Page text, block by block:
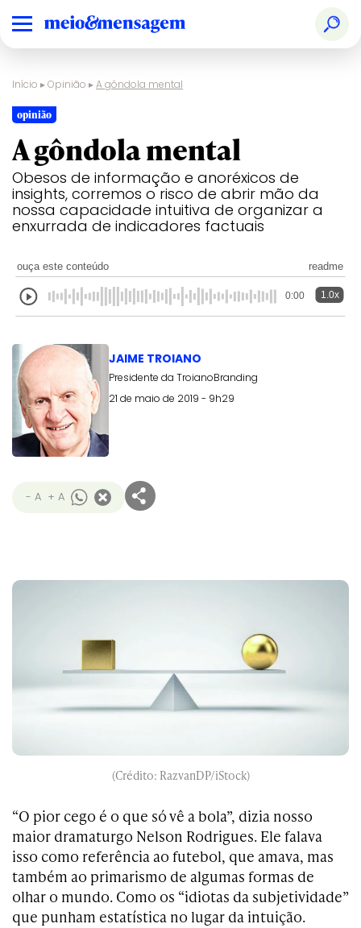
Início ▸Opinião ▸A gôndola mental
opinião
A gôndola mental
Obesos de informação e anoréxicos de
insights, corremos o risco de abrir mão da
nossa capacidade intuitiva de organizar a
enxurrada de indicadores factuais
ouça este conteúdo readme
0:00 1.0x
JAIME TROIANO
Presidente da TroianoBranding
21 de maio de 2019 - 9h29
- A + A
(Crédito: RazvanDP/iStock)
“O pior cego é o que só vê a bola”, dizia nosso
maior dramaturgo Nelson Rodrigues. Ele falava
isso como referência ao futebol, que amava, mas
também ao primarismo de algumas formas de
olhar o mundo. Como os “idiotas da subjetividade”
que punham estatística no lugar da intuição.